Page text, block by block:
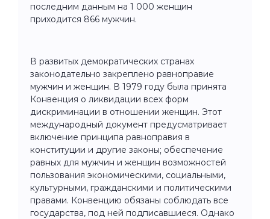
последним данным на 1 000 женщин
приходится 866 мужчин.
В развитых демократических странах
законодательно закреплено равноправие
мужчин и женщин. В 1979 году была принята
Конвенция о ликвидации всех форм
дискриминации в отношении женщин. Этот
международный документ предусматривает
включение принципа равноправия в
конституции и другие законы; обеспечение
равных для мужчин и женщин возможностей
пользования экономическими, социальными,
культурными, гражданскими и политическими
правами. Конвенцию обязаны соблюдать все
государства, под ней подписавшиеся. Однако